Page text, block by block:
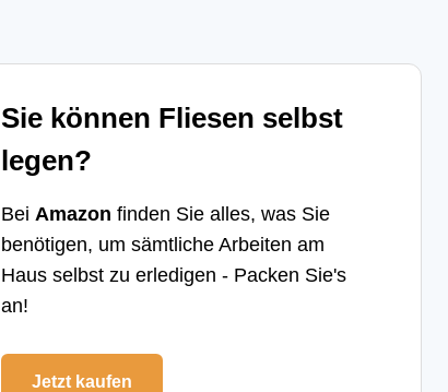
Sie können Fliesen selbst
legen?
Bei Amazon finden Sie alles, was Sie
benötigen, um sämtliche Arbeiten am
Haus selbst zu erledigen - Packen Sie's
an!
Jetzt kaufen